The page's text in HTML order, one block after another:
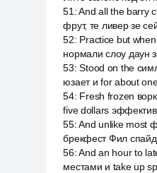
51 :And all the barry
фрут, те ливер зе
52: Practice but
нормали слоу даун
53:Stood on the
юзает и for about
54: Fresh frozen
five dollars эффектив
55:And unlike most
брекфест Фил спайд.
56:And an hour to
местами и take up